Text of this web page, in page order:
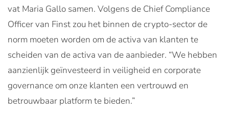
vat Maria Gallo samen. Volgens de Chief Compliance
Officer van Finst zou het binnen de crypto-sector de
norm moeten worden om de activa van klanten te
scheiden van de activa van de aanbieder. “We hebben
aanzienlijk geïnvesteerd in veiligheid en corporate
governance om onze klanten een vertrouwd en
betrouwbaar platform te bieden.”